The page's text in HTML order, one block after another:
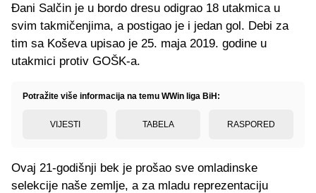
Đani Salčin je u bordo dresu odigrao 18 utakmica u
svim takmičenjima, a postigao je i jedan gol. Debi za
tim sa Koševa upisao je 25. maja 2019. godine u
utakmici protiv GOŠK-a.
Potražite više informacija na temu WWin liga BiH:
VIJESTI TABELA RASPORED
Ovaj 21-godišnji bek je prošao sve omladinske
selekcije naše zemlje, a za mladu reprezentaciju